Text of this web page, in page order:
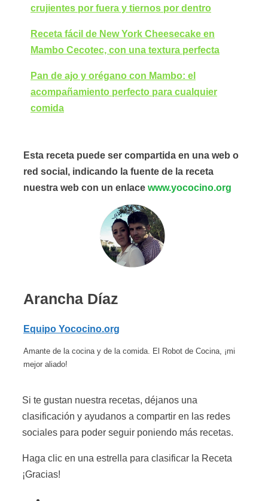
crujientes por fuera y tiernos por dentro
Receta fácil de New York Cheesecake en
Mambo Cecotec, con una textura perfecta
Pan de ajo y orégano con Mambo: el
acompañamiento perfecto para cualquier
comida
Esta receta puede ser compartida en una web o
red social, indicando la fuente de la receta
nuestra web con un enlace www.yococino.org
Arancha Díaz
Equipo Yococino.org
Amante de la cocina y de la comida. El Robot de Cocina, ¡mi
mejor aliado!
Si te gustan nuestra recetas, déjanos una
clasificación y ayudanos a compartir en las redes
sociales para poder seguir poniendo más recetas.
Haga clic en una estrella para clasificar la Receta
¡Gracias!